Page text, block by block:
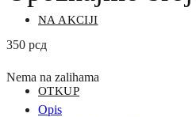
NA AKCIJI
OTKUP
350 рсд
Nema na zalihama
Opis